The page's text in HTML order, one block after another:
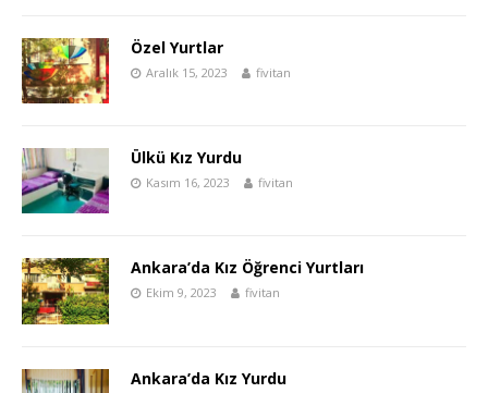
Özel Yurtlar
Aralık 15, 2023 fivitan
Ülkü Kız Yurdu
Kasım 16, 2023 fivitan
Ankara’da Kız Öğrenci Yurtları
Ekim 9, 2023 fivitan
Ankara’da Kız Yurdu